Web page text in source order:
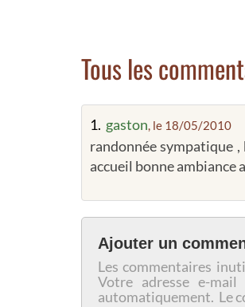
Tous les
1. gaston, le 18/05/2010
randonnée sympatique
accueil bonne ambiance
Ajouter un
Les commentaires
Votre adresse e-
automatiquement. Le